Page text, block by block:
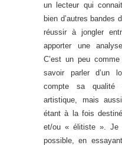
un lecteur qui
bien d’autres bandes
réussir à jongler
apporter une
C’est un peu
savoir parler d’un
compte sa qualité
artistique, mais
étant à la fois
et/ou « élitiste ». Je
possible, en